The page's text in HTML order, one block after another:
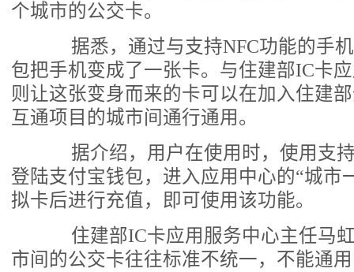
个城市的公交卡。
据悉，通过与支持NFC功能的手机
包把手机变成了一张卡。与住建部IC卡
则让这张变身而来的卡可以在加入住建
互通项目的城市间通行通用。
据介绍，用户在使用时，使用支持
登陆支付宝钱包，进入应用中心的“城市
拟卡后进行充值，即可使用该功能。
住建部IC卡应用服务中心主任马虹
市间的公交卡往往标准不统一，不能通